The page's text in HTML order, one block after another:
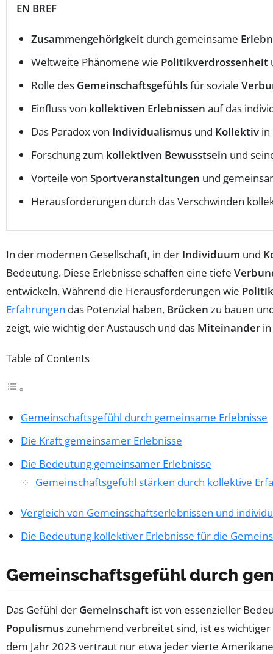
EN BREF
Zusammengehörigkeit durch gemeinsame
Weltweite Phänomene wie Politikverdrossenheit
Rolle des Gemeinschaftsgefühlsfür soziale
Einfluss von kollektiven Erlebnissen auf das
Das Paradox von Individualismus und Kollektiv in
Forschung zum kollektiven Bewusstsein und
Vorteile von Sportveranstaltungen und
Herausforderungen durch das Verschwinden
In der modernen Gesellschaft, in der Individuum und
Bedeutung. Diese Erlebnisse schaffen eine tiefe
entwickeln. Während die Herausforderungen wie
Erfahrungen das Potenzial haben, Brücken zu bauen
zeigt, wie wichtig der Austausch und das Miteinander
Table of Contents
Gemeinschaftsgefühl durch gemeinsame Erlebnisse
Die Kraft gemeinsamer Erlebnisse
Die Bedeutung gemeinsamer Erlebnisse
Gemeinschaftsgefühl stärken durch kollektive
Vergleich von Gemeinschaftserlebnissen und
Die Bedeutung kollektiver Erlebnisse für die
Gemeinschaftsgefühl durch
Das Gefühl der Gemeinschaft ist von essenzieller
Populismuszunehmend verbreitet sind, ist es
dem Jahr 2023 vertraut nur etwa jeder vierte